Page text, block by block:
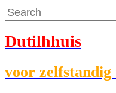
Dutilhhuis
voor zelfstandig